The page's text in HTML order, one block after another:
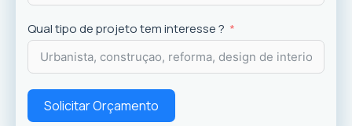
Qual tipo de projeto tem interesse ?
Solicitar Orçamento